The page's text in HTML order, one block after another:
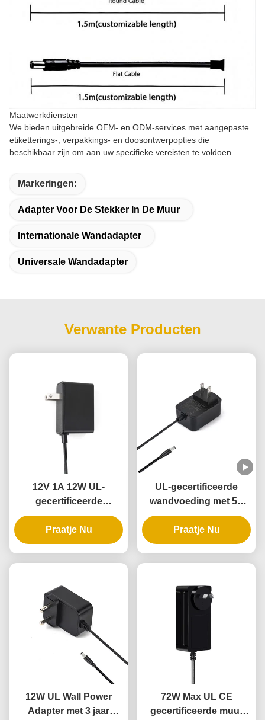
Maatwerkdiensten
We bieden uitgebreide OEM- en ODM-services met aangepaste
etiketterings-, verpakkings- en doosontwerpopties die
beschikbaar zijn om aan uw specifieke vereisten te voldoen.
Markeringen:
Adapter Voor De Stekker In De Muur
Internationale Wandadapter
Universale Wandadapter
Verwante Producten
12V 1A 12W UL-
gecertificeerde
wandadapter met 3 jaar
garantie en meerdere
beveiligingen
Praatje Nu
UL-gecertificeerde
wandvoeding met 5V
12V 24V uitgang en 12W
24W vermogen voor
intelligente deursloten
Praatje Nu
12W UL Wall Power
Adapter met 3 jaar
72W Max UL CE
gecertificeerde muur